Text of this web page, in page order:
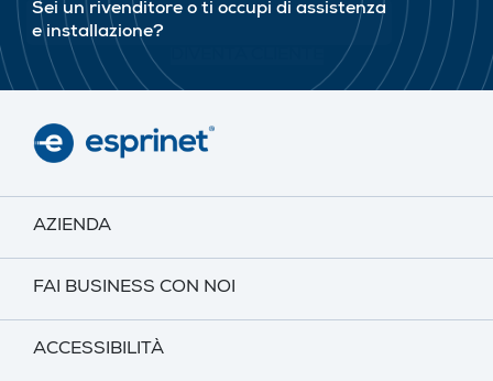
Sei un rivenditore o ti occupi di assistenza
e installazione?
AZIENDA
FAI BUSINESS CON NOI
ACCESSIBILITÀ